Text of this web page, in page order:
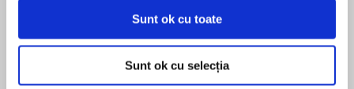
Sunt ok cu toate
Sunt ok cu selecția
nurture your relationships for years to come.